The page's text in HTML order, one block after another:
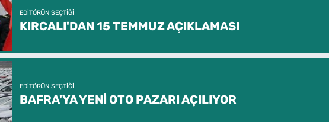
EDITÖRÜN SEÇTIĞI
KIRCALI'DAN 15 TEMMUZ AÇIKLAMASI
EDITÖRÜN SEÇTIĞI
BAFRA'YA YENİ OTO PAZARI AÇILIYOR